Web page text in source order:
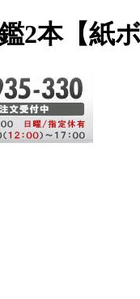
2本【紙